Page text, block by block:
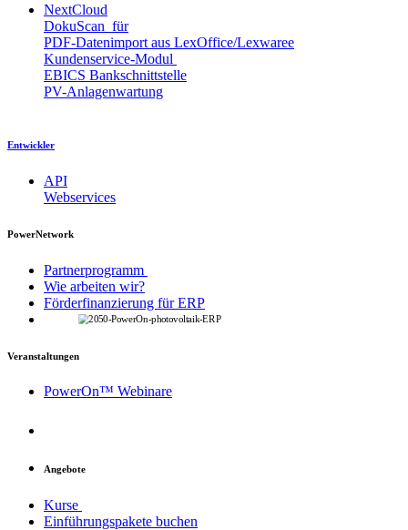
NextCloud
DokuScan für
PDF-Datenimport aus LexOffice/Lexwaree
Kundenservice-Modul
EBICS Bankschnittstelle
PV-Anlagenwartung
Entwickler
API
Webservices
PowerNetwork
Partnerprogramm
Wie arbeiten wir?
Förderfinanzierung für ERP
Veranstaltungen
PowerOn™ Webinare
Angebote
Kurse
Einführungspakete buchen